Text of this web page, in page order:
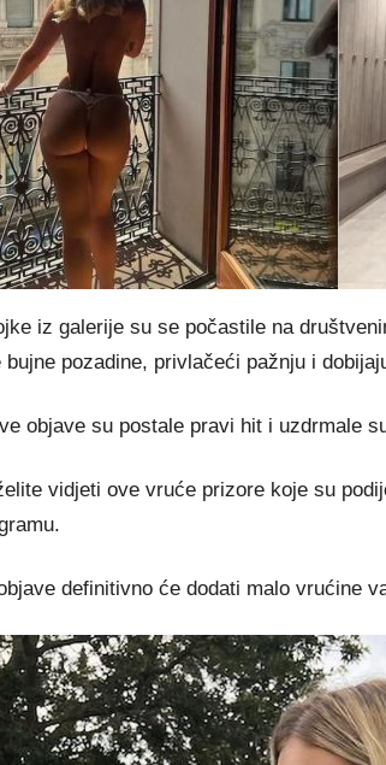
e
t
iz galerije su se počastile na
bujne pozadine, privlačeći pažnju i
objave su postale pravi hit i uzdrmale
vidjeti ove vruće prizore koje su
definitivno će dodati malo vrućine